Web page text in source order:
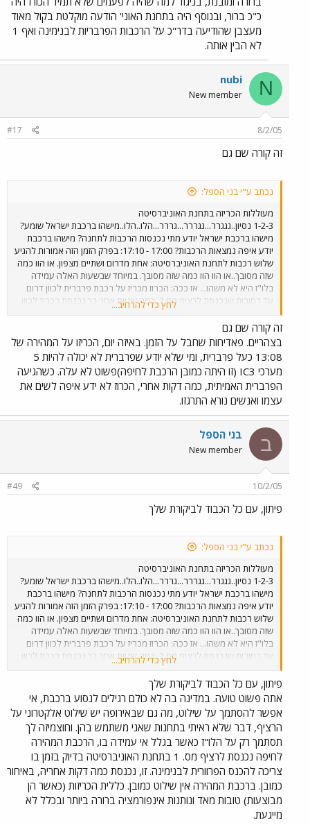
כ"כ ברור, ובנוסף היה בתחנת האוני' הודעה מוקלטת בקול מאוד
מעצבן שהודיעה בדר"כ על הרכבות הפרבריות לבנימינה ואף 1
לא הבין אותה.
N
nubi
New member
8/2/05
#17
זה קורה שם גם
נכתב ע"י בני הספל:
מעוללות הכריזה בתחנת האוניברסיטה
1-2-3 נסיון..גגגרר...גגררר...גררר...הלו..הלו..מישהו ברכבת ישראל שומע?
מישהו ברכבת ישראל יודע מתי נכנסות הרכבות לתחנה? מישהו ברכבת
יודע איפה נמצאות הרכבות? 17:00 - 17:10: בפרק הזמן הזה אמורות להגיע
שלוש רכבות לתחנת האוניברסיטה: אחת מדרום ושתיים מצפון. או הוו כמה
שזה מסובך..או הוו הוו כמה שזה מסובך. במיוחד שבשעות האלה עמידה
בלו"ז היא לא משהו... אז ככה: הכרוז מכריז על רכבת פרברית לכוון דרום
עד רחובות שנכנסת לרציף מס 2. כמה שניות אחר כך נכנסת רכבת לכוון
דרום אמנם אבל לרציף מס' 3 והיעד שלה הוא דווקא ראשונים. נוסעים
אחר כך נכנסת לרציף 2,נחשתם? הרכבת שעליה הכריזו (לרחובות)
והנוסעים המסכנים שרצו ופיספסו (כי חשבו שהכרוז טעה) מתנשפים חזרה
לרציף שממנו הם נמלטו לפני דקותיים... ותוך כדי כך, מי באה? מי מופיעה?
בשקט בשקט לרציף מספר 1? בלי כרוז ובלי בטיח? רכבת שלישית, זאת
לבנימינה. נשמע מצחיק? אבל זאת התעללות לשמה: אי אפשר להשתמש
בחדר ההמתנה התת קרקעי כי אז מפספסים את הרכבת. זה קרה לי פעם
אחת. קשה לעמוד ברציף הקפוא והרועש. נו? אז לאן הלכו המליארדים?
אני מתכוון לכתוב להנהלת הרכבת. עשיתי את זה לא מזמן בקשר לכמה
בעיות כולל זאת שתיארתי. קיבלתי מכמב נורא ארוך (ומייגע) על תכניות
ותכניות עפ ראשי תיבות נורא יפים והטמעות של כל מיני דברים נורא
מתוחכמים. אבל? רמקול יש? מיקרופון יש?
לחץ כדי להרחיב...
זה קורה שם גם
בצהריים. פאדיחות שחבל על הזמן. באיזה יום, הכריזו על המהירה של
13:08 כעל פרברית, ומי שלא יודע שפרברית לא יכולה להיות 5
מערכי IC3 (זו היתה כמובן הרכבת לחיפה)פשוט לא עלה. כשהגיעה
הפרברית האמיתית, כמה דקות אחרי, הכרוז לא ידע איפה לשים את
עצמו ואנשים נורא התרגזו.
ב בני הספל
New member
10/2/05
#49
פיתון, עם כל הכבוד לביקורת שלך
נכתב ע"י בני הספל:
מעוללות הכריזה בתחנת האוניברסיטה
1-2-3 נסיון..גגגרר...גגררר...גררר...הלו..הלו..מישהו ברכבת ישראל שומע?
מישהו ברכבת ישראל יודע מתי נכנסות הרכבות לתחנה? מישהו ברכבת
יודע איפה נמצאות הרכבות? 17:00 - 17:10: בפרק הזמן הזה אמורות להגיע
שלוש רכבות לתחנת האוניברסיטה: אחת מדרום ושתיים מצפון. או הוו כמה
שזה מסובך..או הוו הוו כמה שזה מסובך. במיוחד שבשעות האלה עמידה
בלו"ז היא לא משהו... אז ככה: הכרוז מכריז על רכבת פרברית לכוון דרום
עד רחובות שנכנסת לרציף מס 2. כמה שניות אחר כך נכנסת רכבת לכוון
דרום אמנם אבל לרציף מס' 3 והיעד שלה הוא דווקא ראשונים. נוסעים
שעומדים על רציף 2 מנסים לרוץ לרציף שלוש אבל כמובן מפספסים. דקה
אחר כך נכנסת לרציף 2,נחשתם? הרכבת שעליה הכריזו (לרחובות)
והנוסעים המסכנים שרצו ופיספסו (כי חשבו שהכרוז טעה) מתנשפים חזרה
לרציף שממנו הם נמלטו לפני דקותיים... ותוך כדי כך, מי באה? מי מופיעה?
בשקט בשקט לרציף מספר 1? בלי כרוז ובלי בטיח? רכבת שלישית, זאת
לבנימינה. נשמע מצחיק? אבל זאת התעללות לשמה: אי אפשר להשתמש
בחדר ההמתנה התת קרקעי כי אז מפספסים את הרכבת. זה קרה לי פעם
אחת. קשה לעמוד ברציף הקפוא והרועש. נו? אז לאן הלכו המליארדים?
אני מתכוון לכתוב להנהלת הרכבת. עשיתי את זה לא מזמן בקשר לכמה
בעיות כולל זאת שתיארתי. קיבלתי מכמב נורא ארוך (ומייגע) על תכניות
ותכניות עפ ראשי תיבות נורא יפים והטמעות של כל מיני דברים נורא
מתוחכמים. אבל? רמקול יש? מיקרופון יש?
לחץ כדי להרחיב...
פיתון, עם כל הכבוד לביקורת שלך
אתה פשוט טועה. במדינה בה לא כולם רגילים לנסוע ברכבת, אי
אפשר להסתמך על שילוט, מה גם שבאירופה יש שילוט אלקטרוני על
הרציף, דבר שלא ראיתי בתחנות שאני משתמש בהן. וחוצמיזה לך
תסתמך רק על הלו"ז כאשר בגלל אי עמידה בו, הרכבת המהירה
לחיפה נכנסת לרציף מס. 1 בתחנת האוניברסיטה בדיוק בזמן בו
צריכה להכנס הפרוורית לבנימינה. זו, נכנסת כמה דקות אחריה, באיחור
כמובן. ברכבת המהירה אין שילוט כמובן. כללית הכריזות (כאשר הן
מבוצעות) טובות מאד ונותנות אינפורמציה ברורה ביותר ובכלל לא
מייגעת.